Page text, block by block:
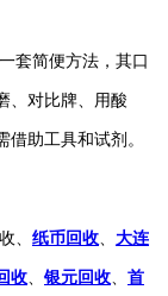
套简便方法，其口
、对比牌、用酸
助工具和试剂。
、 纸币回收 大连
收 银元回收 首